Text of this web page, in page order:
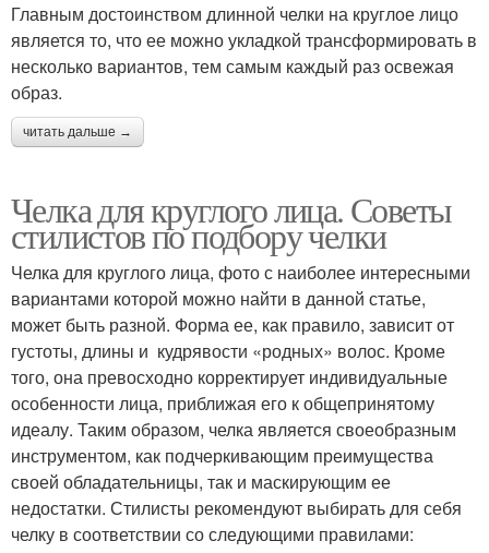
Главным достоинством длинной челки на круглое лицо
является то, что ее можно укладкой трансформировать в
несколько вариантов, тем самым каждый раз освежая
образ.
читать дальше →
Челка для круглого лица. Советы
стилистов по подбору челки
Челка для круглого лица, фото с наиболее интересными
вариантами которой можно найти в данной статье,
может быть разной. Форма ее, как правило, зависит от
густоты, длины и кудрявости «родных» волос. Кроме
того, она превосходно корректирует индивидуальные
особенности лица, приближая его к общепринятому
идеалу. Таким образом, челка является своеобразным
инструментом, как подчеркивающим преимущества
своей обладательницы, так и маскирующим ее
недостатки. Стилисты рекомендуют выбирать для себя
челку в соответствии со следующими правилами: